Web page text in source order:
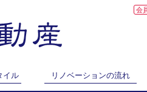
会
イル リノベーションの流れ